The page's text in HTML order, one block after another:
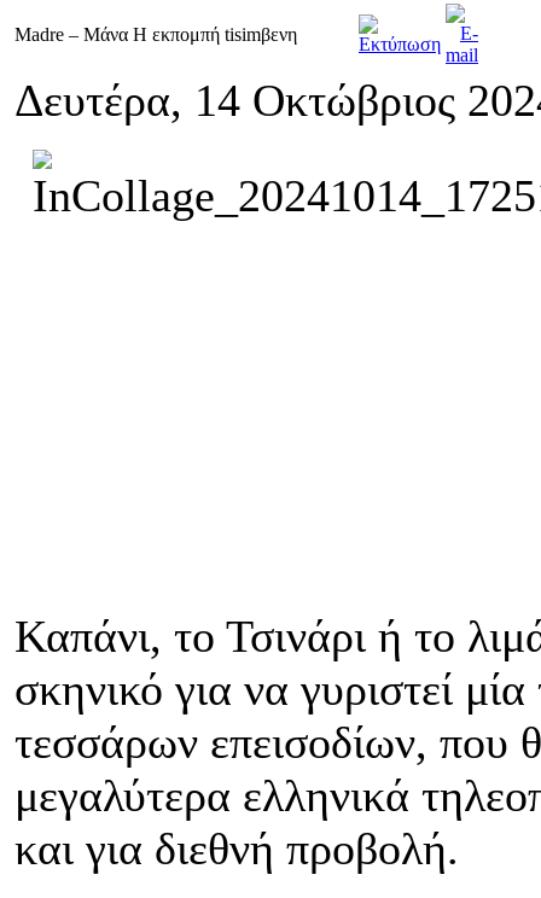
Madre – Μάνα Η εκπομπή tisimβενη
Δευτέρα, 14 Οκτώβριος
Καπάνι, το Τσινάρι ή το
σκηνικό για να γυριστεί
τεσσάρων επεισοδίων, που
μεγαλύτερα ελληνικά
και για διεθνή προβολή.